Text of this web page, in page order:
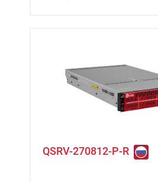
QSRV-270812-P-R